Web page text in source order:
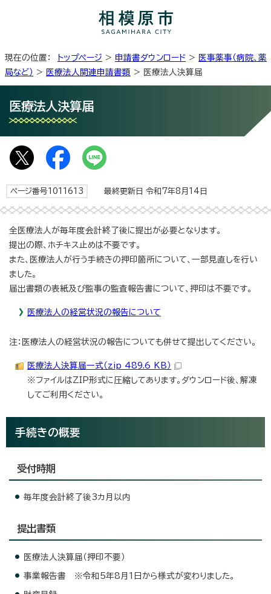
現在の位置： トップページ > 申請書ダウンロード > 医事薬事（病院、薬
局など） > 医療法人関連申請書類 > 医療法人決算届
医療法人決算届
ページ番号1011613 最終更新日 令和7年8月14日
全医療法人が毎年度会計終了後に提出が必要となります。
提出の際、ホチキス止めは不要です。
また、医療法人が行う手続きの押印箇所について、一部見直しを行い
ました。
届出書類の表紙及び監事の監査報告書について、押印は不要です。
医療法人の経営状況の報告について
注：医療法人の経営状況の報告についても併せて提出してください。
医療法人決算届一式（zip 489.6 KB）
※ファイルはZIP形式に圧縮してあります。ダウンロード後、解凍
してご利用ください。
手続きの概要
受付時期
毎年度会計終了後3カ月以内
提出書類
医療法人決算届（押印不要）
事業報告書 ※令和5年8月1日から様式が変わりました。